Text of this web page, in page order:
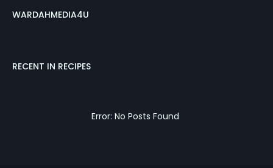
WARDAHMEDIA4U
RECENT IN RECIPES
Error: No Posts Found